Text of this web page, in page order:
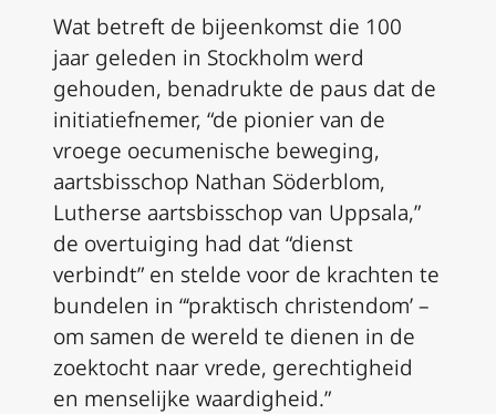
Wat betreft de bijeenkomst die 100
jaar geleden in Stockholm werd
gehouden, benadrukte de paus dat de
initiatiefnemer, “de pionier van de
vroege oecumenische beweging,
aartsbisschop Nathan Söderblom,
Lutherse aartsbisschop van Uppsala,”
de overtuiging had dat “dienst
verbindt” en stelde voor de krachten te
bundelen in “‘praktisch christendom’ –
om samen de wereld te dienen in de
zoektocht naar vrede, gerechtigheid
en menselijke waardigheid.”